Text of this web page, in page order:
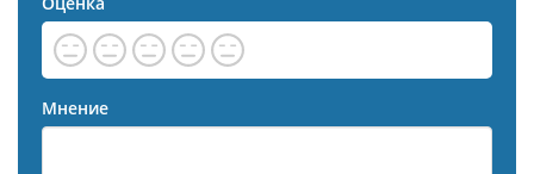
Мнение